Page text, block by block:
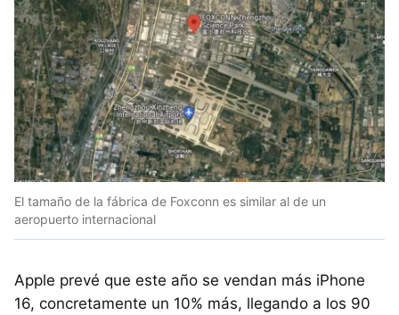
El tamaño de la fábrica de Foxconn es similar al de un
aeropuerto internacional
Apple prevé que este año se vendan más iPhone
16, concretamente un 10% más, llegando a los 90